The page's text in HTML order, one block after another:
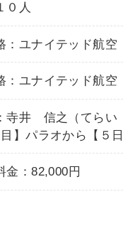
０人
：ユナイテッド航空
：ユナイテッド航空
寺井 信之（てら
】パラオから【５
金：82,000円